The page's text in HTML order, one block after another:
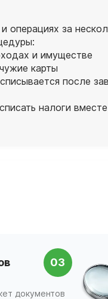
за
и имуществе
карты
после
налоги
03
документов